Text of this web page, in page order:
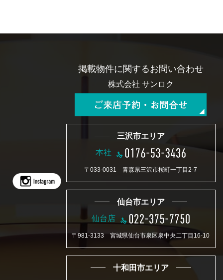
掲載物件に関するお問い合わせ
株式会社 サンロク
三沢市エリア
本社
〒033-0031 青森県三沢市桜町一丁目2-7
仙台市エリア
仙台店
〒981-3133 宮城県仙台市泉区泉中央二丁目16-10
十和田市エリア